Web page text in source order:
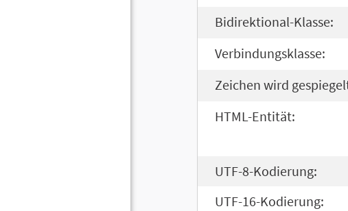
Bidirektional-Klasse:
Verbindungsklasse:
Zeichen wird
HTML-Entität:
UTF-8-Kodierung:
UTF-16-Kodierung: